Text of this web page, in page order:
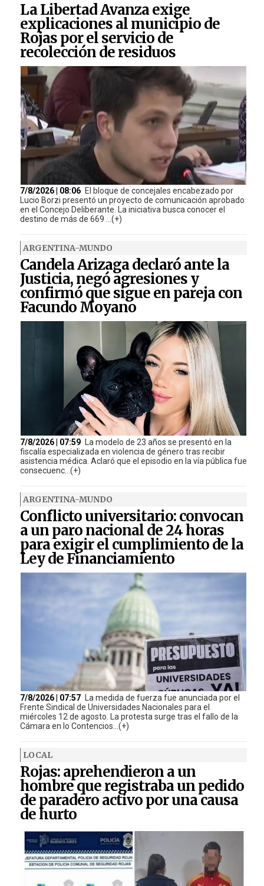
La Libertad Avanza exige
explicaciones al municipio de
Rojas por el servicio de
recolección de residuos
7/8/2026 | 08:06 El bloque de concejales encabezado por
Lucio Borzi presentó un proyecto de comunicación aprobado
en el Concejo Deliberante. La iniciativa busca conocer el
destino de más de 669 ...(+)
ARGENTINA-MUNDO
Candela Arizaga declaró ante la
Justicia, negó agresiones y
confirmó que sigue en pareja con
Facundo Moyano
7/8/2026 | 07:59 La modelo de 23 años se presentó en la
fiscalía especializada en violencia de género tras recibir
asistencia médica. Aclaró que el episodio en la vía pública fue
consecuenc...(+)
ARGENTINA-MUNDO
Conflicto universitario: convocan
a un paro nacional de 24 horas
para exigir el cumplimiento de la
Ley de Financiamiento
7/8/2026 | 07:57 La medida de fuerza fue anunciada por el
Frente Sindical de Universidades Nacionales para el
miércoles 12 de agosto. La protesta surge tras el fallo de la
Cámara en lo Contencios...(+)
LOCAL
Rojas: aprehendieron a un
hombre que registraba un pedido
de paradero activo por una causa
de hurto